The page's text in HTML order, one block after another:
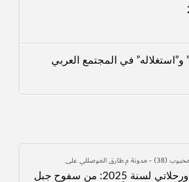
في المجتمع العربي
الموصللي على
تجاربي الشخصية ورحلاتي لسنة 2025: من سفوح جبل